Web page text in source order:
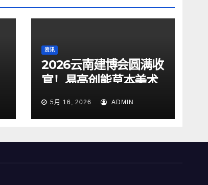
资讯
2026云南建博会圆满收
官！易高创能草本美术
馆首秀，四大战略成果
5月 16, 2026 ADMIN